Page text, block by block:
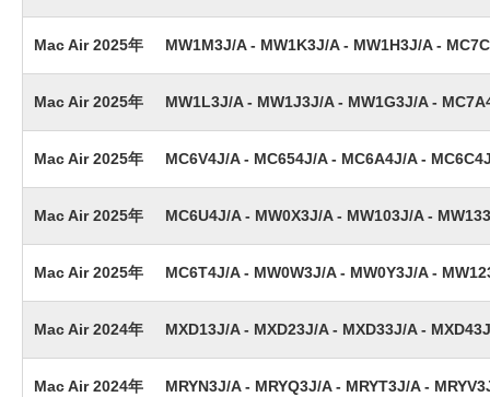
Mac Air 2025年 MW1M3J/A - MW1K3J/A - MW1H3J/A -
Mac Air 2025年 MW1L3J/A - MW1J3J/A - MW1G3J/A -
Mac Air 2025年 MC6V4J/A - MC654J/A - MC6A4J/A -
Mac Air 2025年 MC6U4J/A - MW0X3J/A - MW103J/A -
Mac Air 2025年 MC6T4J/A - MW0W3J/A - MW0Y3J/A -
Mac Air 2024年 MXD13J/A - MXD23J/A - MXD33J/A -
Mac Air 2024年 MRYN3J/A - MRYQ3J/A - MRYT3J/A -